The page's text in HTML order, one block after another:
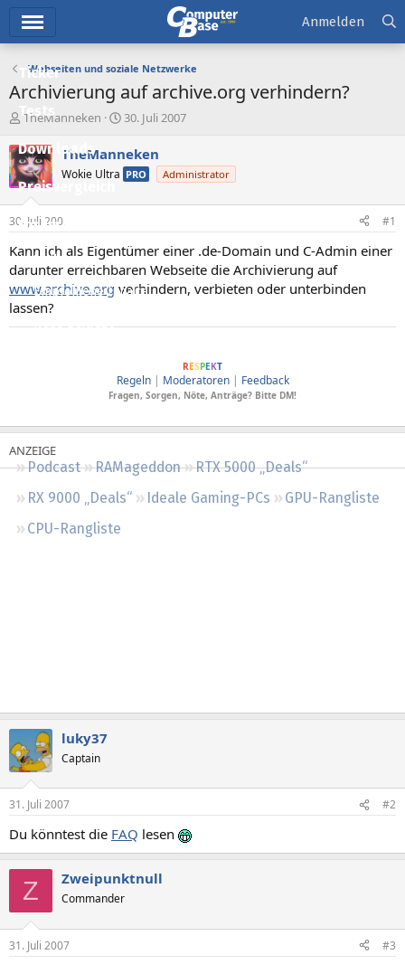
Ticker
Tests
Downloads
Preisvergleich
Forum
Aktuelles
Empfohlene Inhalte
Neue Beiträge
Podcast RAMageddon
RTX 5000 „Deals“
RX 9000 „Deals“
Ideale Gaming-PCs
GPU-Rangliste
CPU-Rangliste
Anmelden
Webseiten und soziale Netzwerke
Archivierung auf archive.org verhindern?
E
s
t
e
e
r
TheManneken
E
s
t
e
t
a
30. Juli 2007
TheManneken
Wokie Ultra PRO Administrator
30. Juli 2007 #1
Kann ich als Eigentümer einer .de-Domain und C-Admin einer
darunter erreichbaren Webseite die Archivierung auf
www.archive.org verhindern, verbieten oder unterbinden
lassen?
RESPEKT
Regeln| Moderatoren| Feedback
Fragen, Sorgen, Nöte, Anträge? Bitte DM!
luky37
Captain
31. Juli 2007 #2
Du könntest die FAQ lesen
Z Zweipunktnull
Commander
31. Juli 2007 #3